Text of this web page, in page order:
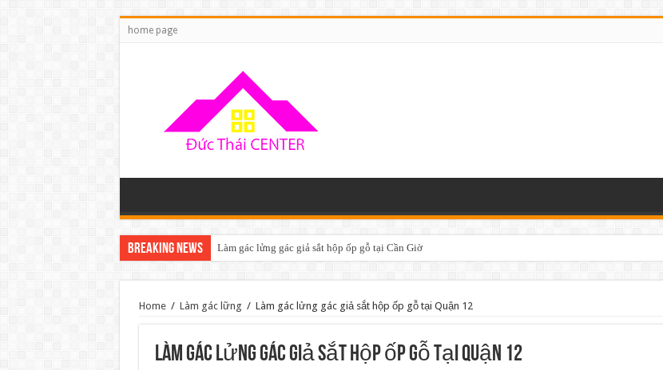
home page
Breaking News Làm gác lửng gác giả sắt hộp ốp gỗ tại Cần Giờ
Home / Làm gác lững / Làm gác lửng gác giả sắt hộp ốp gỗ tại Quận 12
Làm gác lửng gác giả sắt hộp ốp gỗ tại Quận 12